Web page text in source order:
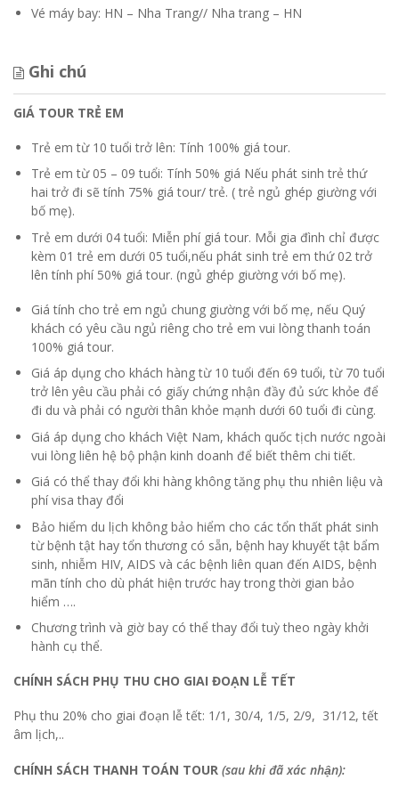
Vé máy bay: HN – Nha Trang// Nha trang – HN
Ghi chú
GIÁ TOUR TRẺ EM
Trẻ em từ 10 tuổi trở lên: Tính 100% giá tour.
Trẻ em từ 05 – 09 tuổi: Tính 50% giá Nếu phát sinh trẻ thứ
hai trở đi sẽ tính 75% giá tour/ trẻ. ( trẻ ngủ ghép giường với
bố mẹ).
Trẻ em dưới 04 tuổi: Miễn phí giá tour. Mỗi gia đình chỉ được
kèm 01 trẻ em dưới 05 tuổi,nếu phát sinh trẻ em thứ 02 trở
lên tính phí 50% giá tour. (ngủ ghép giường với bố mẹ).
Giá tính cho trẻ em ngủ chung giường với bố mẹ, nếu Quý
khách có yêu cầu ngủ riêng cho trẻ em vui lòng thanh toán
100% giá tour.
Giá áp dụng cho khách hàng từ 10 tuổi đến 69 tuổi, từ 70 tuổi
trở lên yêu cầu phải có giấy chứng nhận đầy đủ sức khỏe để
đi du và phải có người thân khỏe mạnh dưới 60 tuổi đi cùng.
Giá áp dụng cho khách Việt Nam, khách quốc tịch nước ngoài
vui lòng liên hệ bộ phận kinh doanh để biết thêm chi tiết.
Giá có thể thay đổi khi hàng không tăng phụ thu nhiên liệu và
phí visa thay đổi
Bảo hiểm du lịch không bảo hiểm cho các tổn thất phát sinh
từ bệnh tật hay tổn thương có sẵn, bệnh hay khuyết tật bẩm
sinh, nhiễm HIV, AIDS và các bệnh liên quan đến AIDS, bệnh
mãn tính cho dù phát hiện trước hay trong thời gian bảo
hiểm ….
Chương trình và giờ bay có thể thay đổi tuỳ theo ngày khởi
hành cụ thể.
CHÍNH SÁCH PHỤ THU CHO GIAI ĐOẠN LỄ TẾT
Phụ thu 20% cho giai đoạn lễ tết: 1/1, 30/4, 1/5, 2/9, 31/12, tết
âm lịch,..
CHÍNH SÁCH THANH TOÁN TOUR (sau khi đã xác nhận):